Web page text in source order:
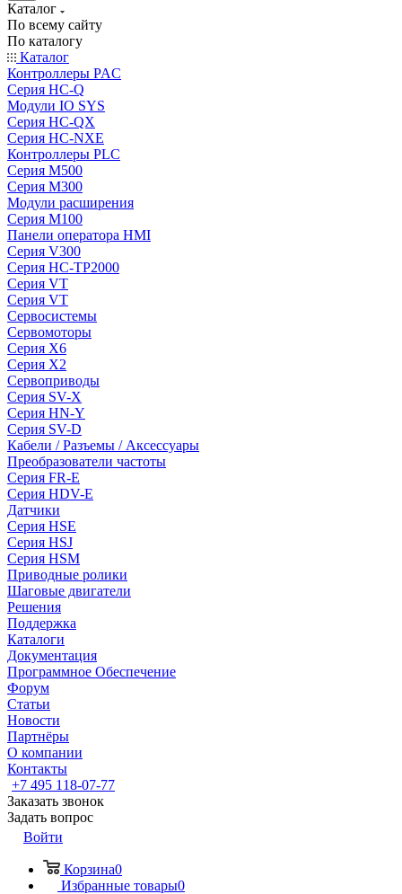
Каталог
По всему сайту
По каталогу
Каталог
Контроллеры PAC
Серия HC-Q
Модули IO SYS
Серия HC-QX
Серия HC-NXE
Контроллеры PLC
Серия M500
Серия M300
Модули расширения
Серия M100
Панели оператора HMI
Серия V300
Серия HC-TP2000
Серия VT
Серия VT
Сервосистемы
Сервомоторы
Серия X6
Серия X2
Сервоприводы
Серия SV-X
Серия HN-Y
Серия SV-D
Кабели / Разъемы / Аксессуары
Преобразователи частоты
Серия FR-E
Серия HDV-E
Датчики
Серия HSE
Серия HSJ
Серия HSM
Приводные ролики
Шаговые двигатели
Решения
Поддержка
Каталоги
Документация
Программное Обеспечение
Форум
Статьи
Новости
Партнёры
О компании
Контакты
+7 495 118-07-77
Заказать звонок
Задать вопрос
Войти
Корзина0
Избранные товары0